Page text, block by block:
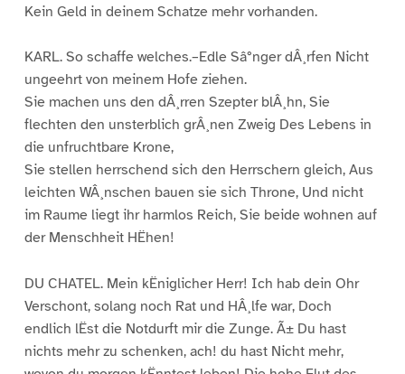
Kein Geld in deinem Schatze mehr vorhanden.
KARL. So schaffe welches.–Edle Sâ°nger dÂ¸rfen Nicht
ungeehrt von meinem Hofe ziehen.
Sie machen uns den dÂ¸rren Szepter blÂ¸hn, Sie
flechten den unsterblich grÂ¸nen Zweig Des Lebens in
die unfruchtbare Krone,
Sie stellen herrschend sich den Herrschern gleich, Aus
leichten WÂ¸nschen bauen sie sich Throne, Und nicht
im Raume liegt ihr harmlos Reich, Sie beide wohnen auf
der Menschheit HËhen!
DU CHATEL. Mein kËniglicher Herr! Ich hab dein Ohr
Verschont, solang noch Rat und HÂ¸lfe war, Doch
endlich lËst die Notdurft mir die Zunge. Ã± Du hast
nichts mehr zu schenken, ach! du hast Nicht mehr,